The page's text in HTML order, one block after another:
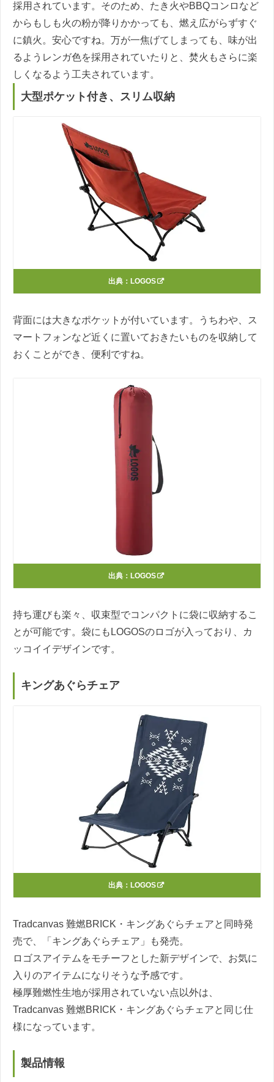
採用されています。そのため、たき火やBBQコンロなど
からもしも火の粉が降りかかっても、燃え広がらずすぐ
に鎮火。安心ですね。万が一焦げてしまっても、味が出
るようレンガ色を採用されていたりと、焚火もさらに楽
しくなるよう工夫されています。
大型ポケット付き、スリム収納
出典： LOGOS
背面には大きなポケットが付いています。うちわや、ス
マートフォンなど近くに置いておきたいものを収納して
おくことができ、便利ですね。
出典： LOGOS
持ち運びも楽々、収束型でコンパクトに袋に収納するこ
とが可能です。袋にもLOGOSのロゴが入っており、カ
ッコイイデザインです。
キングあぐらチェア
出典： LOGOS
Tradcanvas 難燃BRICK・キングあぐらチェアと同時発
売で、「キングあぐらチェア」も発売。
ロゴスアイテムをモチーフとした新デザインで、お気に
入りのアイテムになりそうな予感です。
極厚難燃性生地が採用されていない点以外は、
Tradcanvas 難燃BRICK・キングあぐらチェアと同じ仕
様になっています。
製品情報